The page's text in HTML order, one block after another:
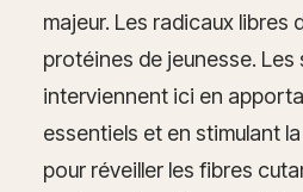
majeur. Les radicaux libres
protéines de jeunesse. Les
interviennent ici en
essentiels et en stimulant
pour réveiller les fibres